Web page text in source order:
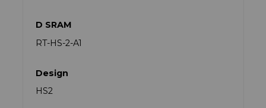
D SRAM
RT-HS-2-A1
Design
HS2